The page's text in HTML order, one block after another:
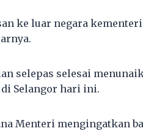
ke luar negara
selepas selesai
Selangor hari ini.
Menteri mengingatkan